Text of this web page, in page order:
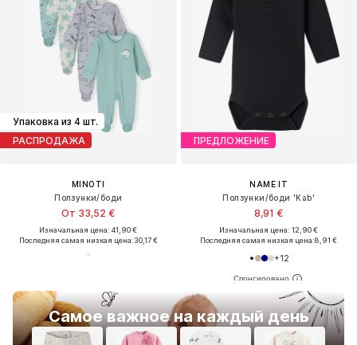
Упаковка из 4 шт.
РАСПРОДАЖА
MINOTI
Ползунки/боди
От 33,52 €
Изначальная цена: 41,90 €
Последняя самая низкая цена:30,17 €
Самое важное на каждый день
ПРЕДЛОЖЕНИЕ
NAME IT
Ползунки/боди 'Kab'
8,91 €
Изначальная цена: 12,90 €
Последняя самая низкая цена:8,91 €
+12